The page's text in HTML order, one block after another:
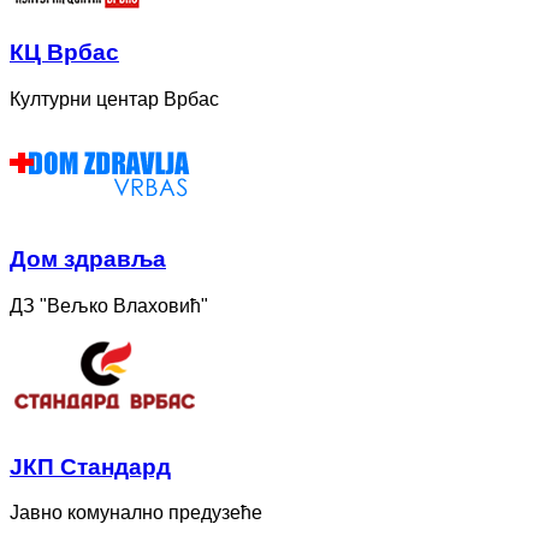
КЦ Врбас
Културни центар Врбас
Дом здравља
ДЗ "Вељко Влаховић"
ЈКП Стандард
Јавно комунално предузеће